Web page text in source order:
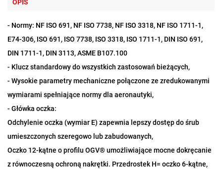
OPIS
- Normy: NF ISO 691, NF ISO 7738, NF ISO 3318, NF ISO 1711-1,
E74-306, ISO 691, ISO 7738, ISO 3318, ISO 1711-1, DIN ISO 691,
DIN 1711-1, DIN 3113, ASME B107.100
- Klucz standardowy do wszystkich zastosowań bieżących,
- Wysokie parametry mechaniczne połączone ze zredukowanymi
wymiarami spełniające normy dla aeronautyki,
- Główka oczka:
Odchylenie oczka (wymiar E) zapewnia lepszy dostęp do śrub
umieszczonych szeregowo lub zabudowanych,
Oczko 12-kątne o profilu OGV® umożliwiające mocne dokręcanie
z równoczesną ochroną nakrętki. Przedrostek H= oczko 6-kątne,